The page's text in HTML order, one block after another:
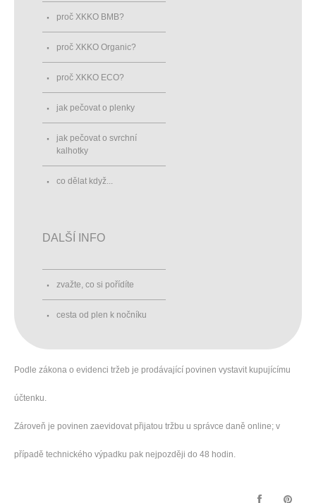
proč XKKO BMB?
proč XKKO Organic?
proč XKKO ECO?
jak pečovat o plenky
jak pečovat o svrchní
kalhotky
co dělat když...
DALŠÍ INFO
zvažte, co si pořídíte
cesta od plen k nočníku
Podle zákona o evidenci tržeb je prodávající povinen vystavit kupujícímu
účtenku.
Zároveň je povinen zaevidovat přijatou tržbu u správce daně online; v
případě technického výpadku pak nejpozději do 48 hodin.